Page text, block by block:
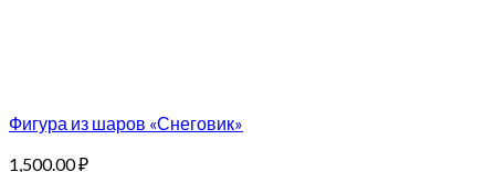
Фигура из шаров «Снеговик»
1,500.00₽